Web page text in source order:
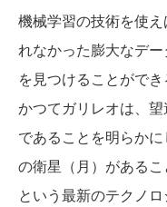
機械学習の技術を使
れなかった膨大なデ
を見つけることができ
かつてガリレオは、
であることを明らか
の衛星（月）がある
という最新のテクノ